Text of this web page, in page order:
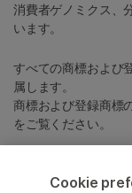
消費者ゲノミクス、
います。
すべての商標および
属します。
商標および登録商標
をご覧ください。
Cookie Management
Cookie